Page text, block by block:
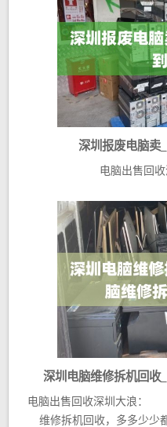
深圳报废电脑卖
电脑出售回
深圳电脑维修拆机回收
电脑出售回收深圳大浪：
维修拆机回收，多多少少